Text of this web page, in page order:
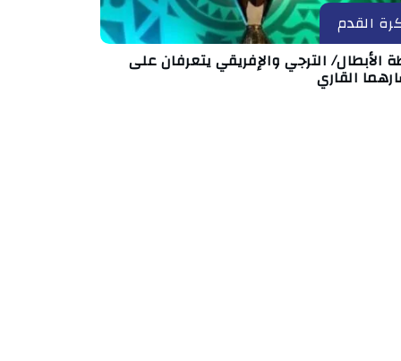
القدم
الأبطال/ الترجي والإفريقي يتعرفان على
القاري